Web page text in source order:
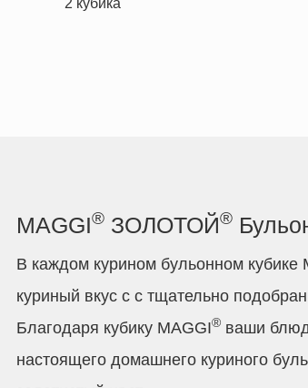
MAGGI® ЗОЛОТОЙ®
В каждом курином бульонном кубике
куриный вкус с с тщательно
Благодаря кубику MAGGI® ваши
настоящего домашнего куриного